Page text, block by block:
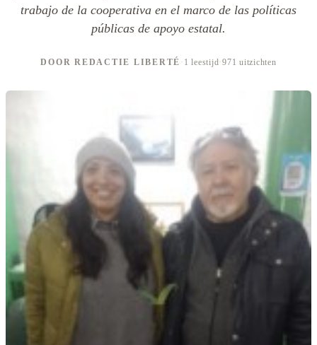
trabajo de la cooperativa en el marco de las políticas
públicas de apoyo estatal.
DOOR REDACTIE LIBERTÉ · 1 leestijd·971 uitzichten